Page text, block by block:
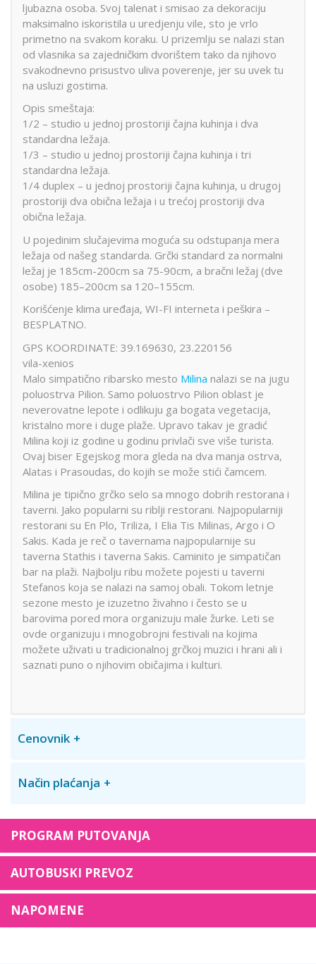
ljubazna osoba. Svoj talenat i smisao za dekoraciju
maksimalno iskoristila u uredjenju vile, sto je vrlo
primetno na svakom koraku. U prizemlju se nalazi stan
od vlasnika sa zajedničkim dvorištem tako da njihovo
svakodnevno prisustvo uliva poverenje, jer su uvek tu
na usluzi gostima.
Opis smeštaja:
1/2 – studio u jednoj prostoriji čajna kuhinja i dva
standardna ležaja.
1/3 – studio u jednoj prostoriji čajna kuhinja i tri
standardna ležaja.
1/4 duplex – u jednoj prostoriji čajna kuhinja, u drugoj
prostoriji dva obična ležaja i u trećoj prostoriji dva
obična ležaja.
U pojedinim slučajevima moguća su odstupanja mera
ležaja od našeg standarda. Grčki standard za normalni
ležaj je 185cm-200cm sa 75-90cm, a bračni ležaj (dve
osobe) 185–200cm sa 120–155cm.
Korišćenje klima uređaja, WI-FI interneta i peškira –
BESPLATNO.
GPS KOORDINATE: 39.169630, 23.220156
vila-xenios
Malo simpatično ribarsko mesto Milina nalazi se na jugu
poluostrva Pilion. Samo poluostrvo Pilion oblast je
neverovatne lepote i odlikuju ga bogata vegetacija,
kristalno more i duge plaže. Upravo takav je gradić
Milina koji iz godine u godinu privlači sve više turista.
Ovaj biser Egejskog mora gleda na dva manja ostrva,
Alatas i Prasoudas, do kojih se može stići čamcem.
Milina je tipično grčko selo sa mnogo dobrih restorana i
taverni. Jako popularni su riblji restorani. Najpopularniji
restorani su En Plo, Triliza, I Elia Tis Milinas, Argo i O
Sakis. Kada je reč o tavernama najpopularnije su
taverna Stathis i taverna Sakis. Caminito je simpatičan
bar na plaži. Najbolju ribu možete pojesti u taverni
Stefanos koja se nalazi na samoj obali. Tokom letnje
sezone mesto je izuzetno živahno i često se u
barovima pored mora organizuju male žurke. Leti se
ovde organizuju i mnogobrojni festivali na kojima
možete uživati u tradicionalnoj grčkoj muzici i hrani ali i
saznati puno o njihovim običajima i kulturi.
Cenovnik
Način plaćanja
PROGRAM PUTOVANJA
AUTOBUSKI PREVOZ
NAPOMENE